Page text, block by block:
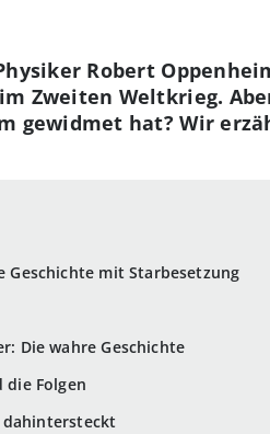
Geschichte mit Starbesetzung
Die wahre Geschichte
die Folgen
dahintersteckt
Robert
Zweiten Weltkrieg.
gewidmet hat? Wir